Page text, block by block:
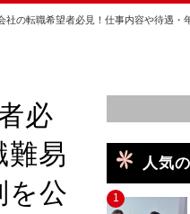
社の転職希望者必見！仕事内容や待遇・
必
易
を公
人気
1